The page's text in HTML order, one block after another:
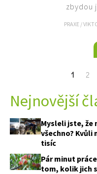
zbydou
PRAXE /
Current
1 2
Nejnovější
Mysleli jste, že
všechno?
tisíc
Pár minut
tom, kolik jich